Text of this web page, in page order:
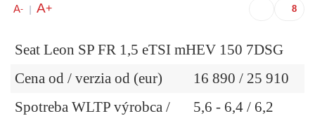
A- A+
Seat Leon SP FR 1,5 eTSI mHEV 150 7DSG
Cena od / verzia od (eur)
16 890 / 25 910
Spotreba WLTP výrobca /
5,6 - 6,4 / 6,2